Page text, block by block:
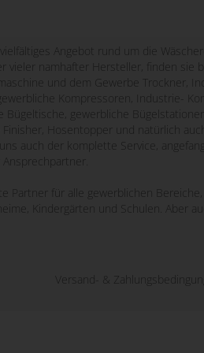
Angebot rund um die
vieler namhafter Hersteller, finden
und dem Gewerbe
Kompressoren, Industrie-
Bügeltische, gewerbliche
Finisher, Hosentopper und natürlich
auch der komplette Service,
Partner für alle gewerblichen
Kindergärten und Schulen.
Versand- &